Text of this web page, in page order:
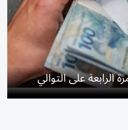
الرابعة على التوالي